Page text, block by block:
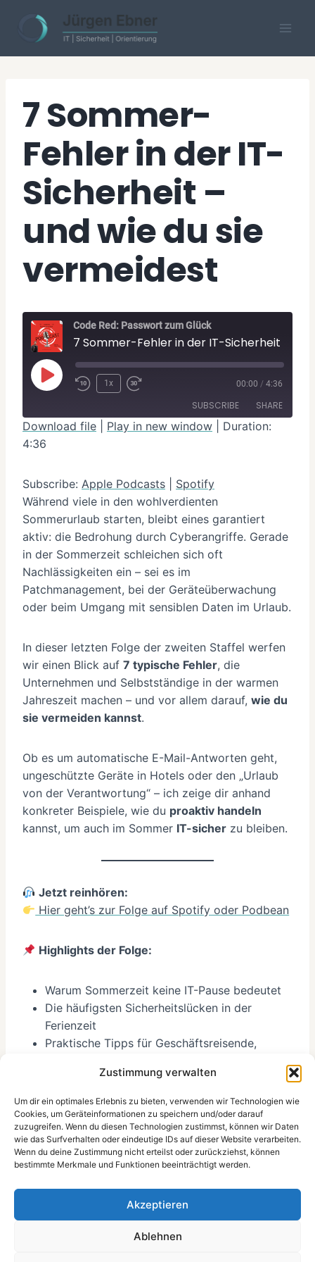
Zustimmung verwalten
Um dir ein optimales Erlebnis zu bieten, verwenden wir Technologien wie
Cookies, um Geräteinformationen zu speichern und/oder darauf
zuzugreifen. Wenn du diesen Technologien zustimmst, können wir Daten
wie das Surfverhalten oder eindeutige IDs auf dieser Website verarbeiten.
Wenn du deine Zustimmung nicht erteilst oder zurückziehst, können
bestimmte Merkmale und Funktionen beeinträchtigt werden.
Akzeptieren
Ablehnen
content
7 Sommer-
Fehler in der IT-
Sicherheit –
und wie du sie
vermeidest
Code Red: Passwort zum Glück
P
a
p
i
s
o
d
e
1x 00:00 / 4:36
SUBSCRIBE SHARE
SHARE
EMBED
Download file Play in new window
Duration:
4:36
Subscribe: Apple Podcasts
Spotify
Während viele in den wohlverdienten
Sommerurlaub starten, bleibt eines garantiert
aktiv: die Bedrohung durch Cyberangriffe. Gerade
in der Sommerzeit schleichen sich oft
Nachlässigkeiten ein – sei es im
Patchmanagement, bei der Geräteüberwachung
oder beim Umgang mit sensiblen Daten im Urlaub.
In dieser letzten Folge der zweiten Staffel werfen
wir einen Blick auf 7 typische Fehler, die
Unternehmen und Selbstständige in der warmen
Jahreszeit machen – und vor allem darauf, wie du
sie vermeiden kannst.
Ob es um automatische E-Mail-Antworten geht,
ungeschützte Geräte in Hotels oder den „Urlaub
von der Verantwortung“ – ich zeige dir anhand
konkreter Beispiele, wie du proaktiv handeln
kannst, um auch im Sommer IT-sicher zu bleiben.
Jetzt reinhören:
Hier geht’s zur Folge auf Spotify oder Podbean
Highlights der Folge:
Warum Sommerzeit keine IT-Pause bedeutet
Die häufigsten Sicherheitslücken in der
Ferienzeit
Praktische Tipps für Geschäftsreisende,
Mein persönlicher Blick auf Cyber-Vorsorge im
Urlaub
Tipp:
Diese Folge liefert dir das nötige Rüstzeug!